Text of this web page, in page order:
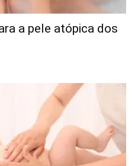
a pele atópica dos